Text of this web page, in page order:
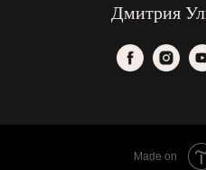
Дмитрия
Made on